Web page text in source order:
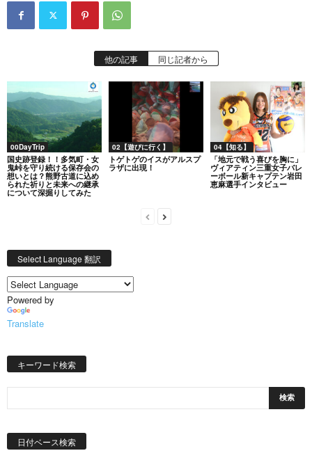
他の記事 同じ記者から
00DayTrip
国史跡登録！！多気町・女
鬼峠を守り続ける保存会の
想いとは？熊野古道に込め
られた祈りと未来への継承
について深掘りしてみた
02【遊びに行く】
トゲトゲのイスがアルスプ
ラザに出現！
04【知る】
「地元で戦う喜びを胸に」
ヴィアティン三重女子バレ
ーボール新キャプテン岩田
恵麻選手インタビュー
Select Language 翻訳
Powered by
Translate
キーワード検索
日付ベース検索